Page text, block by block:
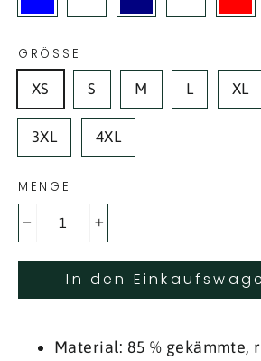
GRÖSSE
XS S M L XL
3XL 4XL
MENGE
In den
Material: 85 % gekämmte,